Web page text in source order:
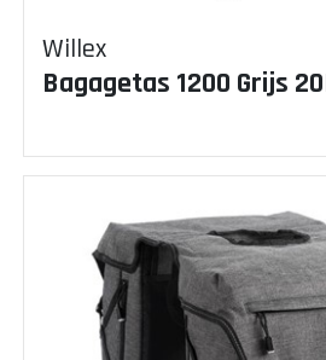
Willex
Bagagetas 1200 Grijs